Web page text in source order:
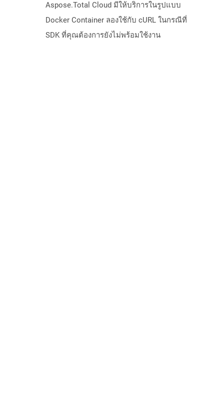
Aspose.Total Cloud มีให้บริการในรูปแบบ
Docker Container ลองใช้กับ cURL ในกรณีที่
SDK ที่คุณต้องการยังไม่พร้อมใช้งาน